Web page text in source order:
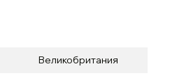
Великобритания